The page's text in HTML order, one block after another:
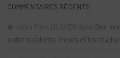
COMMENTAIRES RÉCENTS
Jean Marc OLIVIER dans Des
entre résidents, élèves et les